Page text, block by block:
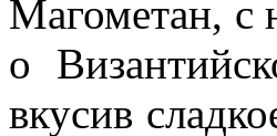
Магометан, с
о
вкусив